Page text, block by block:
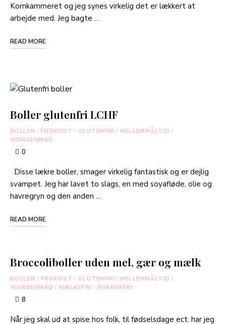
Kornkammeret og jeg synes virkelig det er lækkert at
arbejde med. Jeg bagte …
READ MORE
Boller glutenfri LCHF
BOLLER / FROKOST / GLUTENFRI / MELLEMMÅLTID /
MORGENMAD
0
Disse lækre boller, smager virkelig fantastisk og er dejlig
svampet. Jeg har lavet to slags, en med soyafløde, olie og
havregryn og den anden …
READ MORE
Broccoliboller uden mel, gær og mælk
BOLLER / FROKOST / GLUTENFRI / MELLEMMÅLTID /
MORGENMAD / MÆLKEFRI / SUKKERFRI
8
Når jeg skal ud at spise hos folk, til fødselsdage ect. har jeg